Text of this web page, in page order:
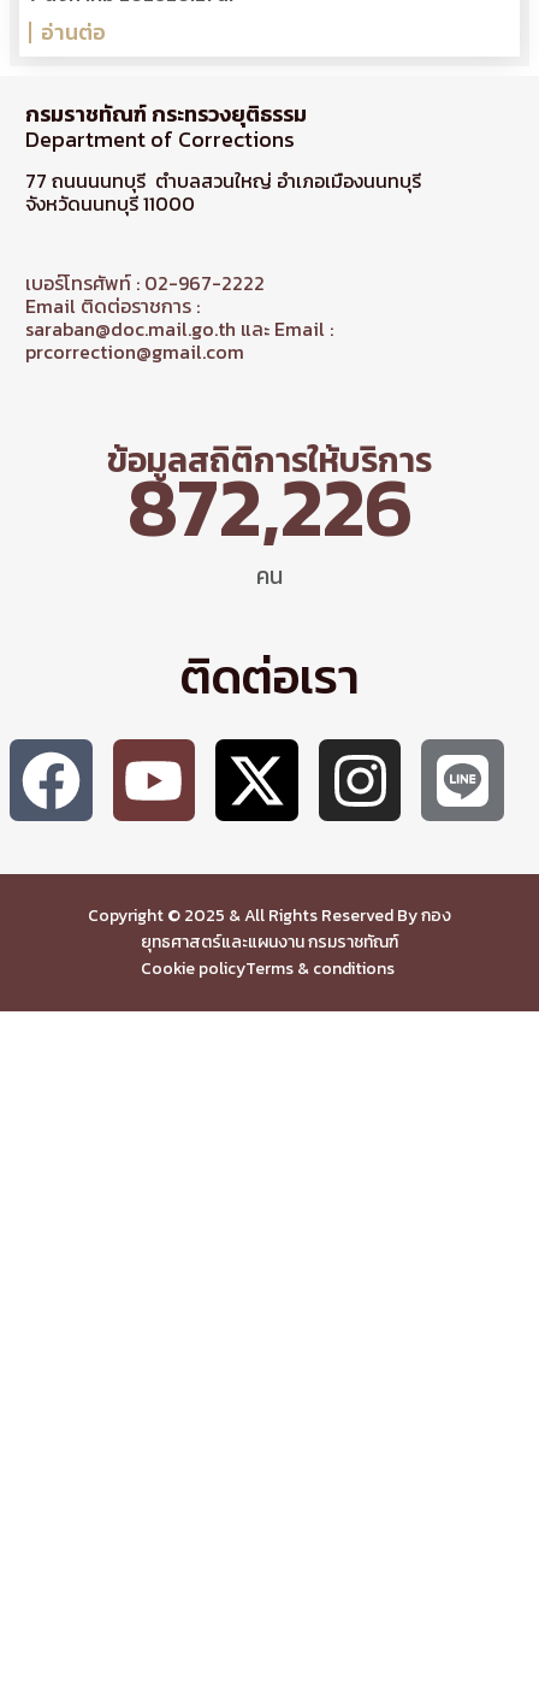
อ่านต่อ
กรมราชทัณฑ์ กระทรวงยุติธรรม
Department of Corrections
77 ถนนนนทบุรี ตำบลสวนใหญ่ อำเภอเมืองนนทบุรี
จังหวัดนนทบุรี 11000
เบอร์โทรศัพท์ : 02-967-2222
Email ติดต่อราชการ :
saraban@doc.mail.go.th และ Email :
prcorrection@gmail.com
ข้อมูลสถิติการให้บริการ
คน
872,226
ติดต่อเรา
Copyright © 2025 & All Rights Reserved By กอง
ยุทธศาสตร์และแผนงาน กรมราชทัณฑ์
Cookie policyTerms & conditions